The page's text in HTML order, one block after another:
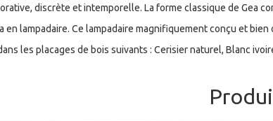
discrète et intemporelle. La forme classique de Gea
en lampadaire. Ce lampadaire magnifiquement conçu et
les placages de bois suivants : Cerisier naturel, Blanc